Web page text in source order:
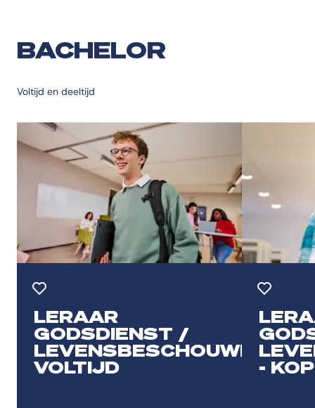
BACHELOR
Voltijd en deeltijd
LERAAR
GODSDIENST /
LEVENSBESCHOUWING
VOLTIJD
Toevoegen aan favorieten
-